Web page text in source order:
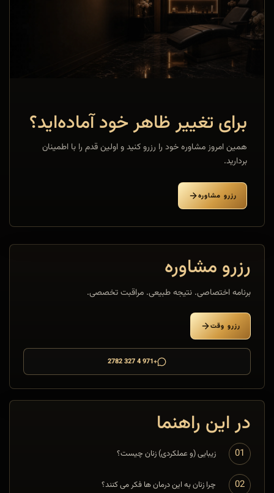
برای تغییر ظاهر خود آماده‌اید؟
همین امروز مشاوره خود را رزرو کنید و اولین قدم را با اطمینان
بردارید.
رزرو مشاوره
رزرو مشاوره
برنامه اختصاصی. نتیجه طبیعی. مراقبت تخصصی.
رزرو وقت
+971 4 327 2782
در این راهنما
01 زیبایی (و عملکردی) زنان چیست؟
02 چرا زنان به این درمان ها فکر می کنند؟